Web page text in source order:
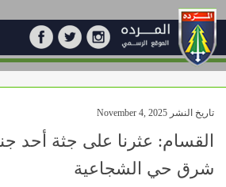
تاريخ النشر November 4, 2025
القسام: عثرنا على جثة أحد
شرق حي الشجاعية